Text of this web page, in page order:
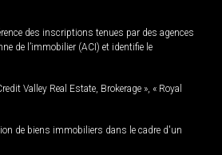
des inscriptions tenues par des agences
de l’immobilier (ACI) et identifie le
Valley Real Estate, Brokerage », « Royal
de biens immobiliers dans le cadre d'un